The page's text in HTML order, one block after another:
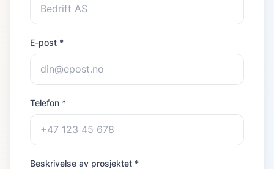
E-post *
Telefon *
Beskrivelse av prosjektet *